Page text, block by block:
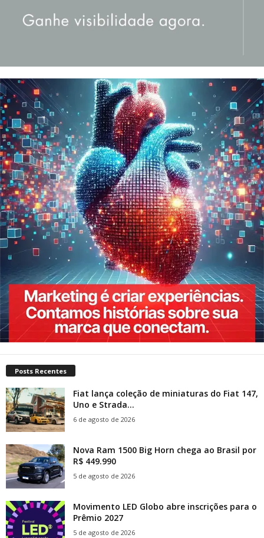
Posts Recentes
Fiat lança coleção de miniaturas do Fiat 147,
Uno e Strada...
6 de agosto de 2026
Nova Ram 1500 Big Horn chega ao Brasil por
R$ 449.990
5 de agosto de 2026
Movimento LED Globo abre inscrições para o
Prêmio 2027
5 de agosto de 2026